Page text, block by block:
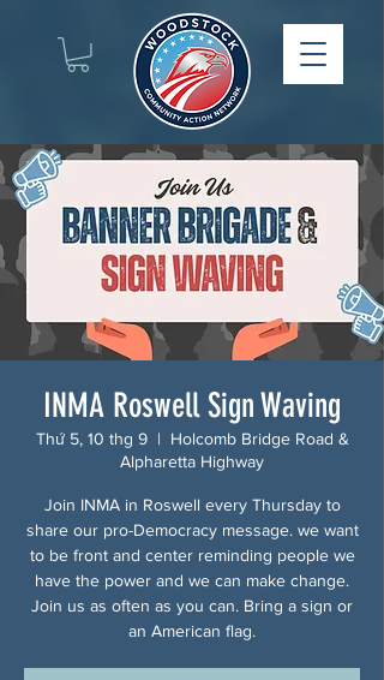
INMA Roswell Sign Waving
Thứ 5, 10 thg 9
  |
Holcomb Bridge Road &
Alpharetta Highway
Join INMA in Roswell every Thursday to
share our pro-Democracy message. we want
to be front and center reminding people we
have the power and we can make change.
Join us as often as you can. Bring a sign or
an American flag.